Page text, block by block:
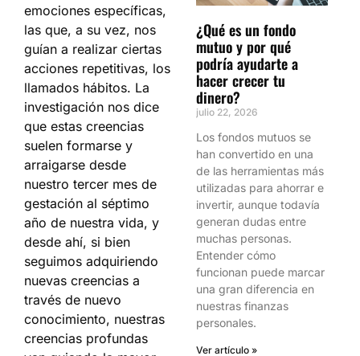
emociones específicas,
las que, a su vez, nos
guían a realizar ciertas
acciones repetitivas, los
llamados hábitos. La
investigación nos dice
que estas creencias
suelen formarse y
arraigarse desde
nuestro tercer mes de
gestación al séptimo
año de nuestra vida, y
desde ahí, si bien
seguimos adquiriendo
nuevas creencias a
través de nuevo
conocimiento, nuestras
creencias profundas
¿Qué es un fondo
mutuo y por qué
podría ayudarte a
hacer crecer tu
dinero?
julio 22, 2026
Los fondos mutuos se
han convertido en una
de las herramientas más
utilizadas para ahorrar e
invertir, aunque todavía
generan dudas entre
muchas personas.
Entender cómo
funcionan puede marcar
una gran diferencia en
nuestras finanzas
personales.
Ver artículo »